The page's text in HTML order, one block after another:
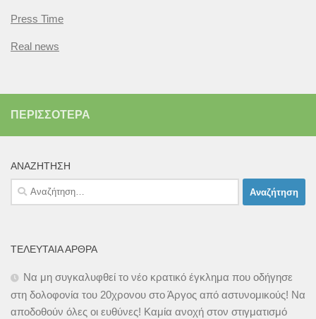
Press Time
Real news
ΠΕΡΙΣΣΌΤΕΡΑ
ΑΝΑΖΉΤΗΣΗ
Αναζήτηση
για:
ΤΕΛΕΥΤΑΊΑ ΆΡΘΡΑ
Να μη συγκαλυφθεί το νέο κρατικό έγκλημα που οδήγησε
στη δολοφονία του 20χρονου στο Άργος από αστυνομικούς! Να
αποδοθούν όλες οι ευθύνες! Καμία ανοχή στον στιγματισμό